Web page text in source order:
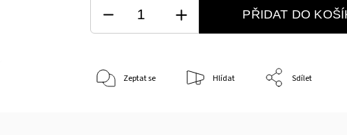
PŘIDAT DO
Zeptat se Hlídat Sdílet